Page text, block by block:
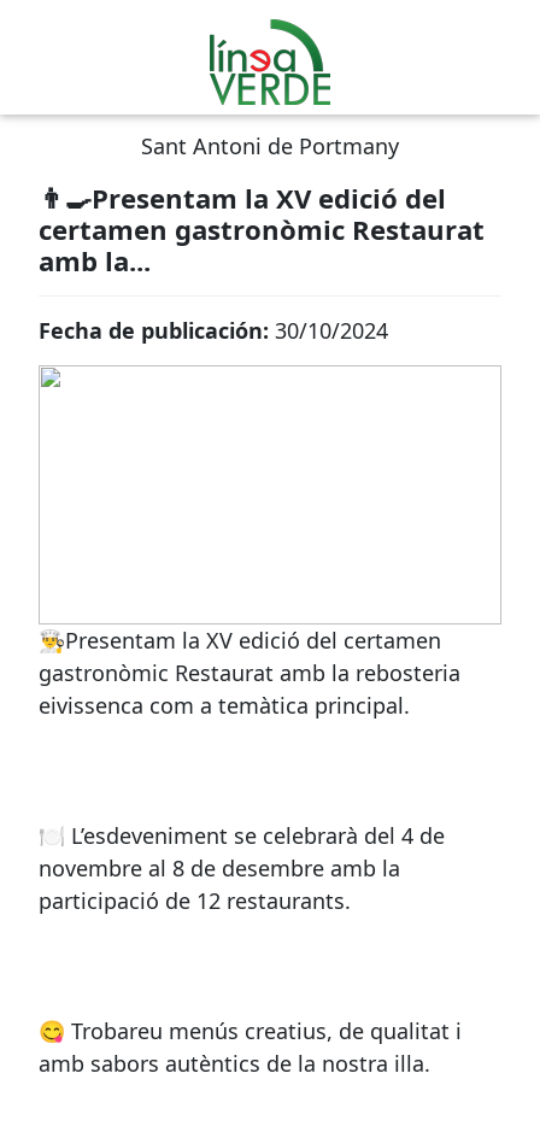
Sant Antoni de Portmany
👨‍🍳Presentam la XV edició del
certamen gastronòmic Restaurat
amb la...
Fecha de publicación: 30/10/2024
👨‍🍳Presentam la XV edició del certamen
gastronòmic Restaurat amb la rebosteria
eivissenca com a temàtica principal.
🍽 L’esdeveniment se celebrarà del 4 de
novembre al 8 de desembre amb la
participació de 12 restaurants.
😋 Trobareu menús creatius, de qualitat i
amb sabors autèntics de la nostra illa.